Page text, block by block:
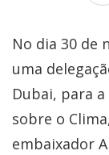
No dia 30 de
uma
Dubai, para
sobre o
embaixador